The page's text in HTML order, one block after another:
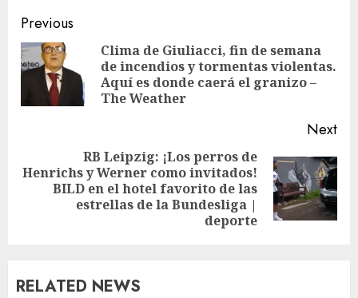
Previous
Clima de Giuliacci, fin de semana
de incendios y tormentas violentas.
Aquí es donde caerá el granizo –
The Weather
Next
RB Leipzig: ¡Los perros de
Henrichs y Werner como invitados!
BILD en el hotel favorito de las
estrellas de la Bundesliga |
deporte
RELATED NEWS